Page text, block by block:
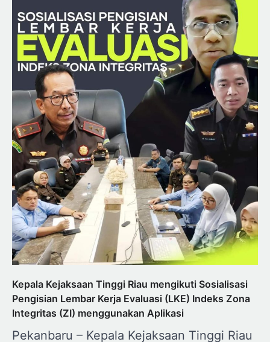
Kepala Kejaksaan Tinggi Riau mengikuti Sosialisasi
Pengisian Lembar Kerja Evaluasi (LKE) Indeks Zona
Integritas (ZI) menggunakan Aplikasi
Pekanbaru – Kepala Kejaksaan Tinggi Riau